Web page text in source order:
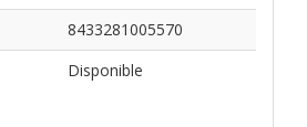
8433281005570
Disponible